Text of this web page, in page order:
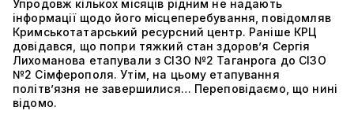
Упродовж кількох місяців рідним не надають
інформації щодо його місцеперебування, повідомляв
Кримськотатарський ресурсний центр. Раніше КРЦ
довідався, що попри тяжкий стан здоров’я Сергія
Лихоманова етапували з СІЗО №2 Таганрога до СІЗО
№2 Сімферополя. Утім, на цьому етапування
політвʼязня не завершилися… Переповідаємо, що нині
відомо.